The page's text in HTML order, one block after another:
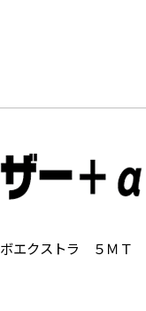
エクストラ ５ＭＴ